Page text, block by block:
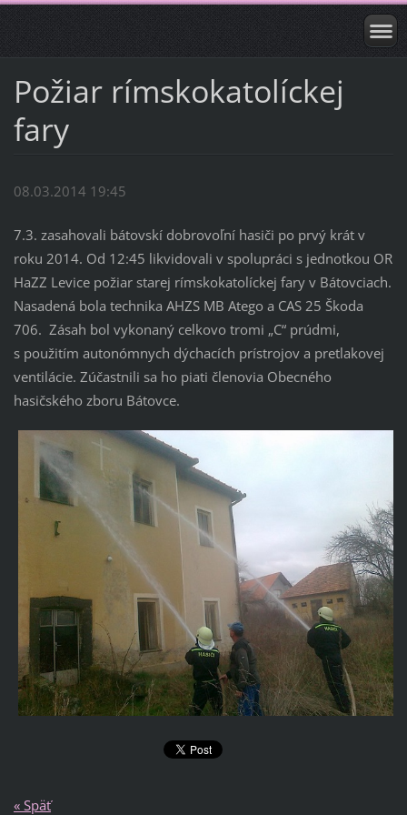
Požiar rímskokatolíckej
fary
08.03.2014 19:45
7.3. zasahovali bátovskí dobrovoľní hasiči po prvý krát v
roku 2014. Od 12:45 likvidovali v spolupráci s jednotkou OR
HaZZ Levice požiar starej rímskokatolíckej fary v Bátovciach.
Nasadená bola technika AHZS MB Atego a CAS 25 Škoda
706. Zásah bol vykonaný celkovo tromi „C“ prúdmi,
s použitím autonómnych dýchacích prístrojov a pretlakovej
ventilácie. Zúčastnili sa ho piati členovia Obecného
hasičského zboru Bátovce.
« Späť